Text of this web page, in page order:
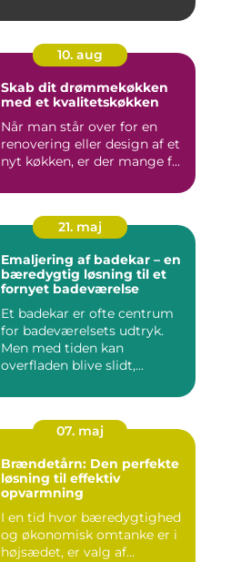
10. aug
Skab dit drømmekøkken
med et kvalitetskøkken
Når man står over for en
renovering eller design af et
nyt køkken, er der mange f...
21. maj
Emaljering af badekar – en
bæredygtig løsning til et
fornyet badeværelse
Et badekar er ofte centrum
for badeværelsets udtryk.
Men med tiden kan
overfladen blive slidt,...
07. maj
Brændetårn: Den perfekte
løsning til effektiv
opvarmning
I en tid hvor bæredygtighed
og økonomisk omtanke er i
højsædet, er valg af...